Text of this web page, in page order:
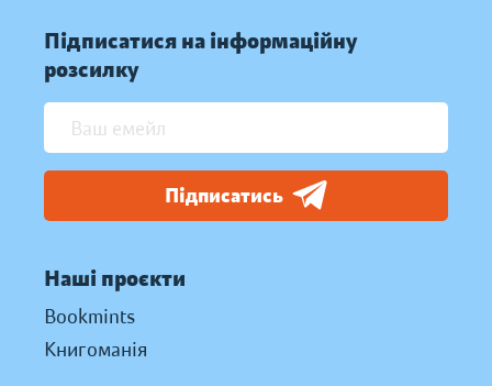
Підписатися на інформаційну
розсилку
Підписатись
Наші проєкти
Bookmints
Книгоманія